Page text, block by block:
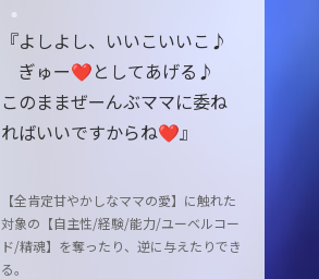
『よしよし、いいこいいこ♪
ぎゅー❤としてあげる♪
このままぜーんぶママに委ね
ればいいですからね❤』
【全肯定甘やかしなママの愛】に触れた
対象の【自主性/経験/能力/ユーベルコー
ド/精魂】を奪ったり、逆に与えたりでき
る。